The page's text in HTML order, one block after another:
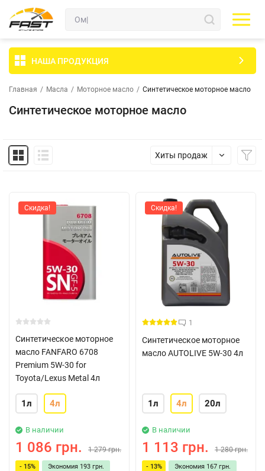
НАША ПРОДУКЦИЯ
Главная / Масла / Моторное масло / Синтетическое моторное масло
Синтетическое моторное масло
Хиты продаж
Скидка!
Синтетическое моторное
масло FANFARO 6708
Premium 5W-30 for
Toyota/Lexus Metal 4л
1л 4л
В наличии
1 086 грн. 1 279 грн.
- 15% Экономия 193 грн.
Скидка!
1
Синтетическое моторное
масло AUTOLIVE 5W-30 4л
1л 4л 20л
В наличии
1 113 грн. 1 280 грн.
- 13% Экономия 167 грн.